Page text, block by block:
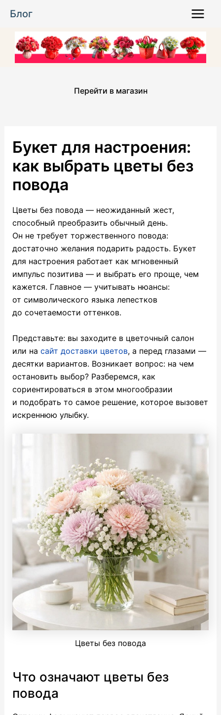
Блог
Menu
Перейти в магазин
Букет для настроения:
как выбрать цветы без
повода
Цветы без повода — неожиданный жест,
способный преобразить обычный день.
Он не требует торжественного повода:
достаточно желания подарить радость. Букет
для настроения работает как мгновенный
импульс позитива — и выбрать его проще, чем
кажется. Главное — учитывать нюансы:
от символического языка лепестков
до сочетаемости оттенков.
Представьте: вы заходите в цветочный салон
или на сайт доставки цветов, а перед глазами —
десятки вариантов. Возникает вопрос: на чем
остановить выбор? Разберемся, как
сориентироваться в этом многообразии
и подобрать то самое решение, которое вызовет
искреннюю улыбку.
Цветы без повода
Что означают цветы без
повода